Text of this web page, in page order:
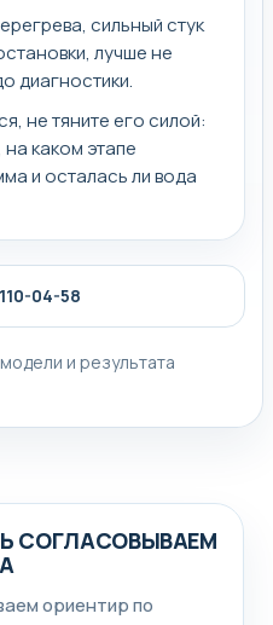
сильный стук
лучше не
диагностики.
не тяните его силой:
каком этапе
и осталась ли вода
04-58
и результата
СОГЛАСОВЫВАЕМ
ориентир по